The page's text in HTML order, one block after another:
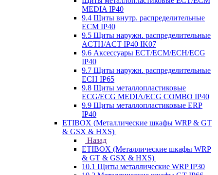
MEDIA IP40
9.4 Щиты внутр. распределительные
ECМ IP40
9.5 Щиты наружн. распределительные
ACTH/ACT IP40 IK07
9.6 Аксессуары ECT/ECM/ECH/ECG
IP40
9.7 Щиты наружн. распределительные
ECH IP65
9.8 Щиты металлопластиковые
ECG/ECG MEDIA/ECG COMBO IP40
9.9 Щиты металлопластиковые ERP
IP40
ETIBOX (Металлические шкафы WRP & GT
& GSX & HXS)
Назад
ETIBOX (Металлические шкафы WRP
& GT & GSX & HXS)
10.1 Щиты металлические WRP IP30